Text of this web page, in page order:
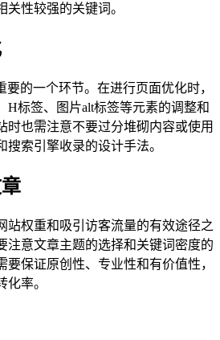
关性较强的关键词。
要的一个环节。在进行页面优化时，
H标签、图片alt标签等元素的调整和
时也需注意不要过分堆砌内容或使用
索引擎收录的设计手法。
站权重和吸引访客流量的有效途径之
注意文章主题的选择和关键词密度的
保证原创性、专业性和有价值性，
率。